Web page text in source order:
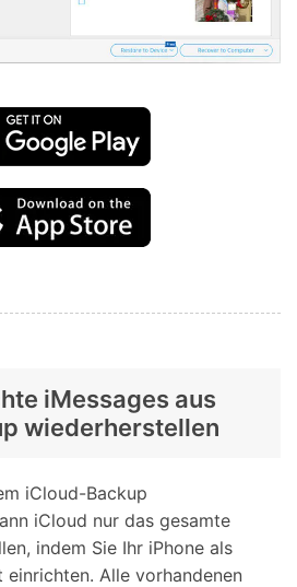
iMessages aus
wiederherstellen
iCloud-Backup
iCloud nur das gesamte
indem Sie Ihr iPhone als
Alle vorhandenen